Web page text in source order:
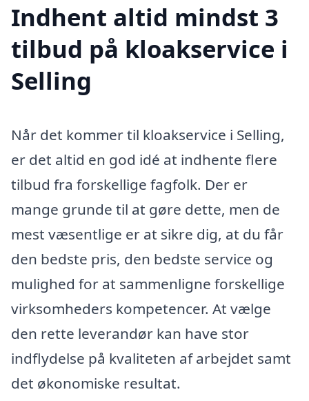
Indhent altid mindst 3
tilbud på kloakservice i
Selling
Når det kommer til kloakservice i Selling,
er det altid en god idé at indhente flere
tilbud fra forskellige fagfolk. Der er
mange grunde til at gøre dette, men de
mest væsentlige er at sikre dig, at du får
den bedste pris, den bedste service og
mulighed for at sammenligne forskellige
virksomheders kompetencer. At vælge
den rette leverandør kan have stor
indflydelse på kvaliteten af arbejdet samt
det økonomiske resultat.